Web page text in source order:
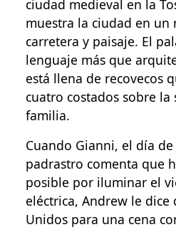
ciudad medieval en la
muestra la ciudad en un
carretera y paisaje. El
lenguaje más que
está llena de recovecos
cuatro costados sobre la
familia.
Cuando Gianni, el día
padrastro comenta que
posible por iluminar el
eléctrica, Andrew le dice
Unidos para una cena